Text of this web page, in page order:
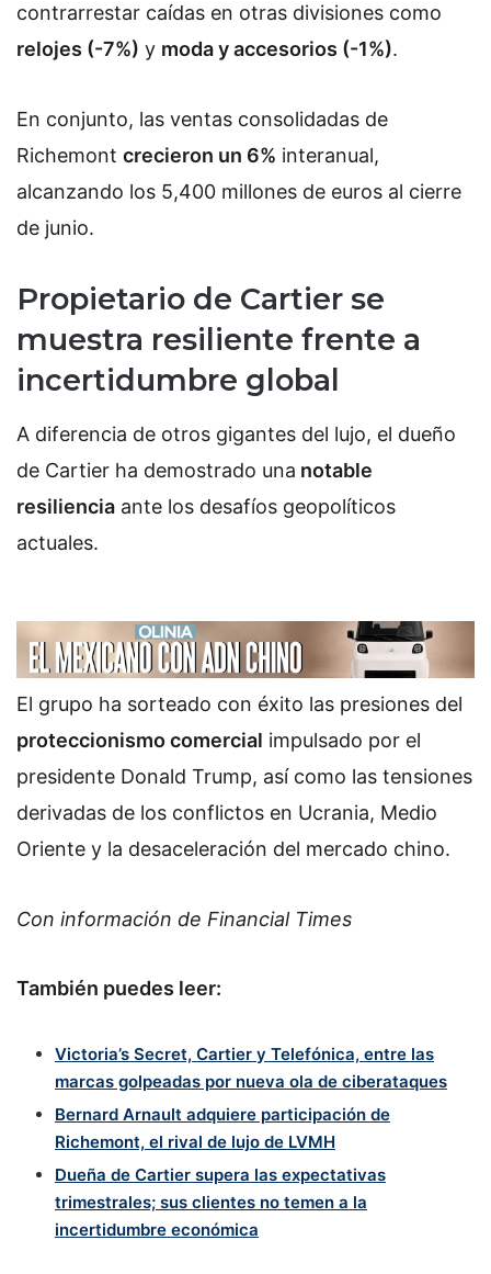
contrarrestar caídas en otras divisiones como
relojes (-7%) y moda y accesorios (-1%).
En conjunto, las ventas consolidadas de
Richemont crecieron un 6% interanual,
alcanzando los 5,400 millones de euros al cierre
de junio.
Propietario de Cartier se
muestra resiliente frente a
incertidumbre global
A diferencia de otros gigantes del lujo, el dueño
de Cartier ha demostrado una notable
resiliencia ante los desafíos geopolíticos
actuales.
El grupo ha sorteado con éxito las presiones del
proteccionismo comercial impulsado por el
presidente Donald Trump, así como las tensiones
derivadas de los conflictos en Ucrania, Medio
Oriente y la desaceleración del mercado chino.
Con información de Financial Times
También puedes leer:
Victoria’s Secret, Cartier y Telefónica, entre las
marcas golpeadas por nueva ola de ciberataques
Bernard Arnault adquiere participación de
Richemont, el rival de lujo de LVMH
Dueña de Cartier supera las expectativas
trimestrales; sus clientes no temen a la
incertidumbre económica